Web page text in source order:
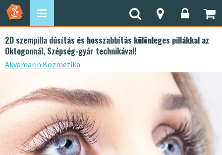
2D szempilla dúsítás és hosszabbítás különleges pillákkal az
Oktogonnál, Szépség-gyár technikával!
Akvamarin Kozmetika